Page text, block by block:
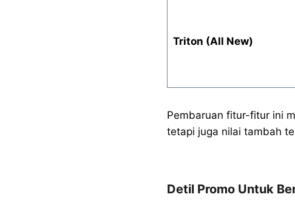
Triton (All New)
Pembaruan fitur-fitur ini
tetapi juga nilai tambah
Detil Promo Untuk